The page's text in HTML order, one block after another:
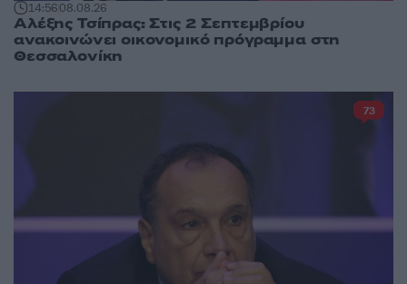
14:5608.08.26
Αλέξης Τσίπρας: Στις 2 Σεπτεμβρίου
ανακοινώνει οικονομικό πρόγραμμα στη
Θεσσαλονίκη
73